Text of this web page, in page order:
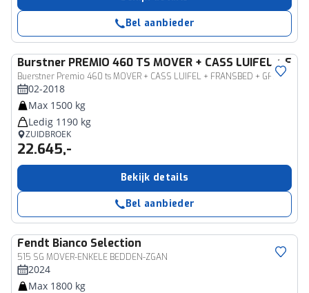
Bel aanbieder
Burstner PREMIO 460 TS MOVER + CASS LUIFEL +
Buerstner Premio 460 ts MOVER + CASS LUIFEL + FRANSBED + GFK
02-2018
Max 1500 kg
Ledig 1190 kg
ZUIDBROEK
22.645,-
Bekijk details
Bel aanbieder
Fendt Bianco Selection
515 SG MOVER-ENKELE BEDDEN-ZGAN
2024
Max 1800 kg